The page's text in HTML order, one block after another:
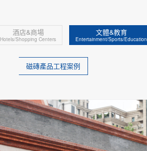
酒店&商場
Hotels/Shopping Centers
文體&教育
Entertainment/Sports/Education
磁磚產品工程案例